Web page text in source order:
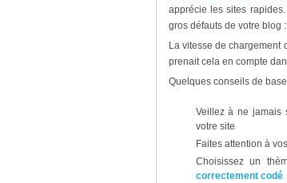
apprécie les sites
gros défauts de votre blog
La vitesse de chargement
prenait cela en compte
Quelques conseils de
Veillez à ne jamais
votre site
Faites attention à
Choisissez un
correctement codé